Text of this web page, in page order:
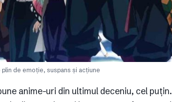
de emoție, suspans și acțiune
anime-uri din ultimul deceniu, cel puțin.